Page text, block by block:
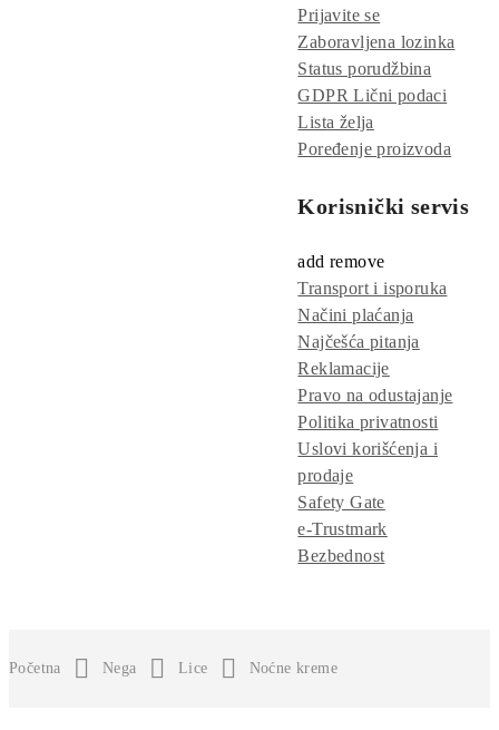
Prijavite se
Zaboravljena lozinka
Status porudžbina
GDPR Lični podaci
Lista želja
Poređenje proizvoda
Korisnički servis
addremove
Transport i isporuka
Načini plaćanja
Najčešća pitanja
Reklamacije
Pravo na odustajanje
Politika privatnosti
Uslovi korišćenja i
prodaje
Safety Gate
e-Trustmark
Bezbednost
Početna Nega Lice Noćne kreme